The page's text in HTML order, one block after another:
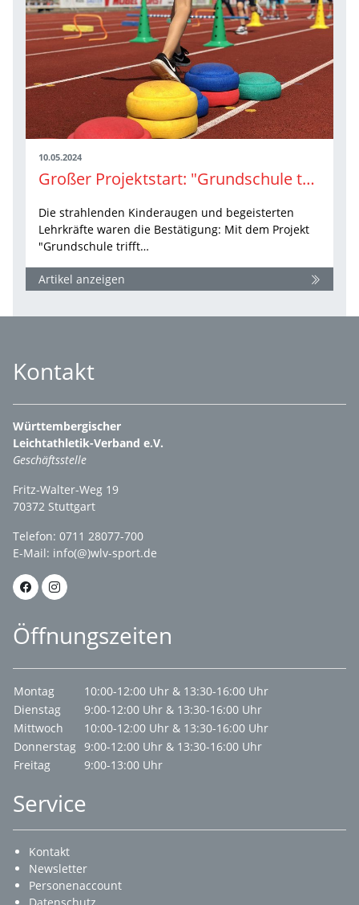
10.05.2024
Großer Projektstart: "Grundschule trifft Kinderleichtathletik" ist auf Tour
Die strahlenden Kinderaugen und begeisterten
Lehrkräfte waren die Bestätigung: Mit dem Projekt
"Grundschule trifft…
Artikel anzeigen
Kontakt
Württembergischer
Leichtathletik-Verband e.V.
Geschäftsstelle
Fritz-Walter-Weg 19
70372 Stuttgart
Telefon: 0711 28077-700
E-Mail: info(@)wlv-sport.de
Öffnungszeiten
Montag
10:00-12:00 Uhr & 13:30-16:00 Uhr
Dienstag
9:00-12:00 Uhr & 13:30-16:00 Uhr
Mittwoch
10:00-12:00 Uhr & 13:30-16:00 Uhr
Donnerstag 9:00-12:00 Uhr & 13:30-16:00 Uhr
Freitag
9:00-13:00 Uhr
Service
Kontakt
Newsletter
Personenaccount